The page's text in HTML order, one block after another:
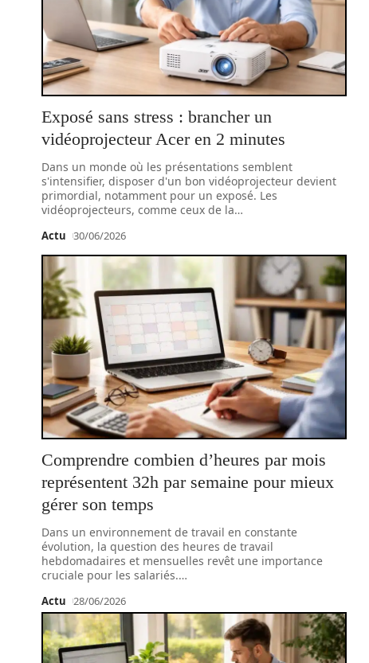
Exposé sans stress : brancher un
vidéoprojecteur Acer en 2 minutes
Dans un monde où les présentations semblent
s'intensifier, disposer d'un bon vidéoprojecteur devient
primordial, notamment pour un exposé. Les
vidéoprojecteurs, comme ceux de la…
Actu 30/06/2026
Comprendre combien d’heures par mois
représentent 32h par semaine pour mieux
gérer son temps
Dans un environnement de travail en constante
évolution, la question des heures de travail
hebdomadaires et mensuelles revêt une importance
cruciale pour les salariés.…
Actu 28/06/2026